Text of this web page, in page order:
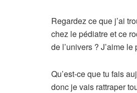
Regardez ce que j’ai
chez le pédiatre et ce
de l’univers ? J’aime le
Qu’est-ce que tu fais
donc je vais rattraper